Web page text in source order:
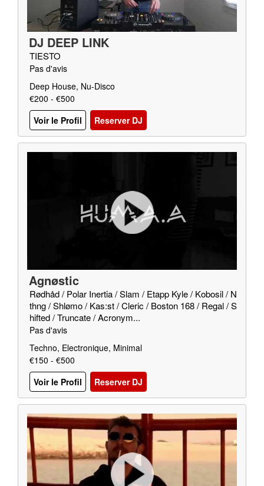
DJ DEEP LINK
TIESTO
Pas d'avis
Deep House, Nu-Disco
€200 - €500
Voir le Profil
Reserver DJ
Agnøstic
Rødhåd / Polar Inertia / Slam / Etapp Kyle / Kobosil / N
thng / Shlømo / Kas:st / Cleric / Boston 168 / Regal / S
hifted / Truncate / Acronym...
Pas d'avis
Techno, Electronique, Minimal
€150 - €500
Voir le Profil
Reserver DJ